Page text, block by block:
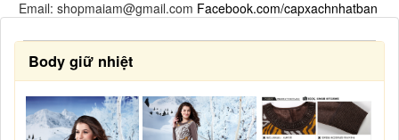
Email: shopmaiam@gmail.com Facebook.com/capxachnhatban
Body giữ nhiệt